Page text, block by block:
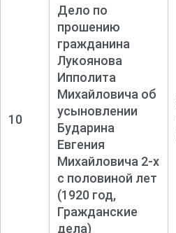
10
Дело по
прошению
гражданина
Лукоянова
Ипполита
Михайловича об
усыновлении
Бударина
Евгения
Михайловича 2-х
с половиной лет
(1920 год,
Гражданские
дела)